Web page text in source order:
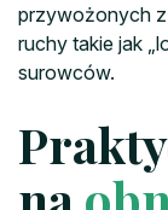
przywożonych z
ruchy takie jak
surowców.